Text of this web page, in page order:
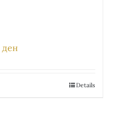
денCurrent
Details